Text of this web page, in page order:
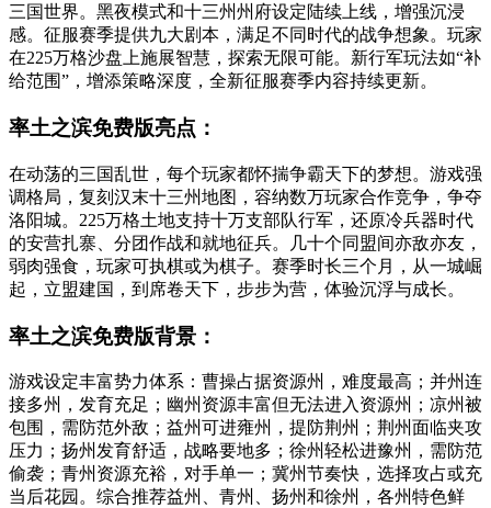
三国世界。黑夜模式和十三州州府设定陆续上线，增强沉浸
感。征服赛季提供九大剧本，满足不同时代的战争想象。玩家
在225万格沙盘上施展智慧，探索无限可能。新行军玩法如“补
给范围”，增添策略深度，全新征服赛季内容持续更新。
率土之滨免费版亮点：
在动荡的三国乱世，每个玩家都怀揣争霸天下的梦想。游戏强
调格局，复刻汉末十三州地图，容纳数万玩家合作竞争，争夺
洛阳城。225万格土地支持十万支部队行军，还原冷兵器时代
的安营扎寨、分团作战和就地征兵。几十个同盟间亦敌亦友，
弱肉强食，玩家可执棋或为棋子。赛季时长三个月，从一城崛
起，立盟建国，到席卷天下，步步为营，体验沉浮与成长。
率土之滨免费版背景：
游戏设定丰富势力体系：曹操占据资源州，难度最高；并州连
接多州，发育充足；幽州资源丰富但无法进入资源州；凉州被
包围，需防范外敌；益州可进雍州，提防荆州；荆州面临夹攻
压力；扬州发育舒适，战略要地多；徐州轻松进豫州，需防范
偷袭；青州资源充裕，对手单一；冀州节奏快，选择攻占或充
当后花园。综合推荐益州、青州、扬州和徐州，各州特色鲜